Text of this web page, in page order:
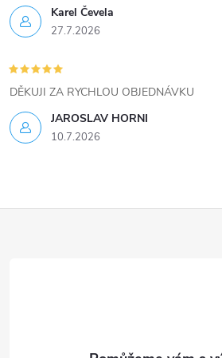
Karel Čevela
27.7.2026
JAROSLAV HORNI
10.7.2026
DĚKUJI ZA RYCHLOU OBJEDNÁVKU